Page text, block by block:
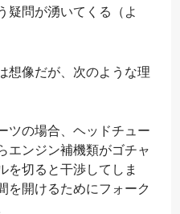
疑問が湧いてくる（よ
想像だが、次のような理
ツの場合、ヘッドチュー
エンジン補機類がゴチャ
を切ると干渉してしま
を開けるためにフォーク